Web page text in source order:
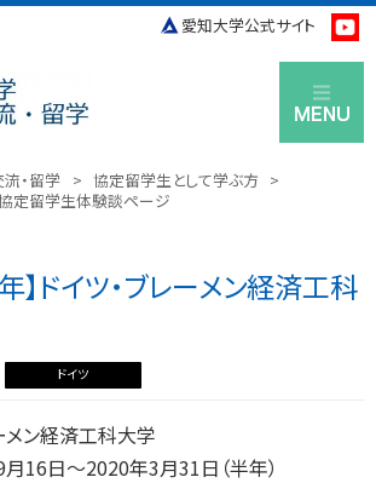
愛知大学公式サイト
・留学 > 協定留学生として学ぶ方 >
定留学生体験談ページ
】ドイツ・ブレーメン経済工科
ドイツ
メン経済工科大学
16日～2020年3月31日（半年）